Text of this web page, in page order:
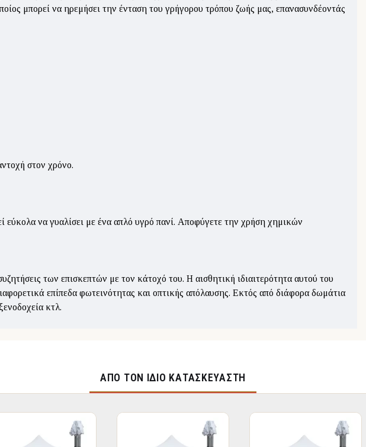
μπορεί να ηρεμήσει την ένταση του γρήγορου τρόπου ζωής μας, επανασυνδέοντάς
στον χρόνο.
εύκολα να γυαλίσει με ένα απλό υγρό πανί. Αποφύγετε την χρήση χημικών
των επισκεπτών με τον κάτοχό του. Η αισθητική ιδιαιτερότητα αυτού του
επίπεδα φωτεινότητας και οπτικής απόλαυσης. Εκτός από διάφορα δωμάτια
κτλ.
ΑΠΌ ΤΟΝ ΊΔΙΟ ΚΑΤΑΣΚΕΥΑΣΤΉ